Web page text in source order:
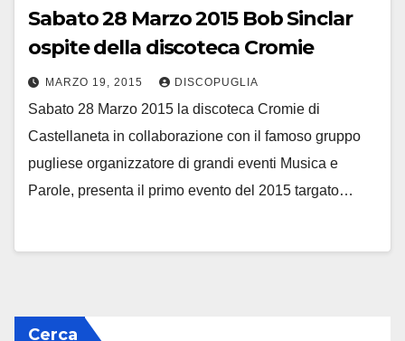
Sabato 28 Marzo 2015 Bob Sinclar
ospite della discoteca Cromie
MARZO 19, 2015 DISCOPUGLIA
Sabato 28 Marzo 2015 la discoteca Cromie di
Castellaneta in collaborazione con il famoso gruppo
pugliese organizzatore di grandi eventi Musica e
Parole, presenta il primo evento del 2015 targato…
Cerca